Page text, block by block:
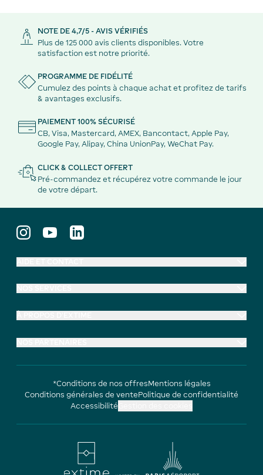
NOTE DE 4,7/5 - AVIS VÉRIFIÉS
Plus de 125 000 avis clients disponibles. Votre
satisfaction est notre priorité.
PROGRAMME DE FIDÉLITÉ
Cumulez des points à chaque achat et profitez de tarifs
& avantages exclusifs.
PAIEMENT 100% SÉCURISÉ
CB, Visa, Mastercard, AMEX, Bancontact, Apple Pay,
Google Pay, Alipay, China UnionPay, WeChat Pay.
CLICK & COLLECT OFFERT
Pré-commandez et récupérez votre commande le jour
de votre départ.
*Conditions de nos offresMentions légales
Conditions générales de ventePolitique de confidentialité
Accessibilité